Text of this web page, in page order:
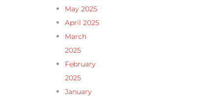
May 2025
April 2025
March
2025
February
2025
January